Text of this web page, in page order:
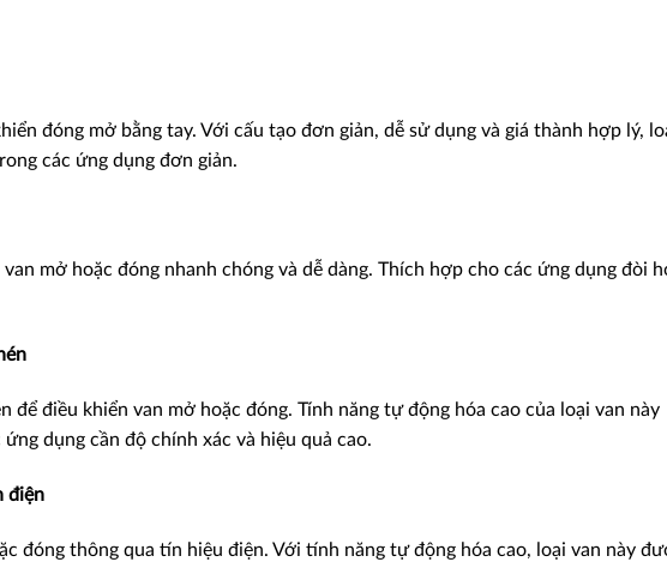
đóng mở bằng tay. Với cấu tạo đơn giản, dễ sử dụng và giá thành hợp lý,
các ứng dụng đơn giản.
mở hoặc đóng nhanh chóng và dễ dàng. Thích hợp cho các ứng dụng đòi
để điều khiển van mở hoặc đóng. Tính năng tự động hóa cao của loại van này
dụng cần độ chính xác và hiệu quả cao.
điện
đóng thông qua tín hiệu điện. Với tính năng tự động hóa cao, loại van này